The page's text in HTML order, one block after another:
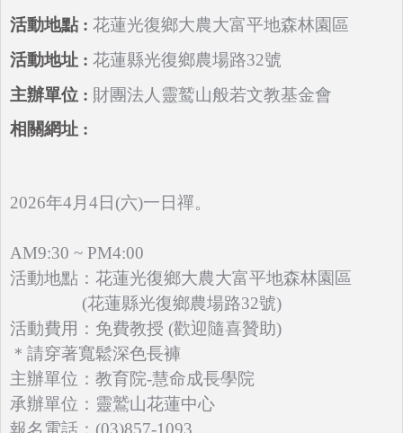
花蓮光復鄉大農大富平地森林園區
花蓮縣光復鄉農場路32號
財團法人靈鹫山般若文教基金會
2026年4月4日(六)一日禪。
AM9:30 ~ PM4:00
活動地點：花蓮光復鄉大農大富平地森林園區
(花蓮縣光復鄉農場路32號)
活動費用：免費教授 (歡迎隨喜贊助)
＊請穿著寬鬆深色長褲
主辦單位：教育院-慧命成長學院
承辦單位：靈鷲山花蓮中心
報名電話：(03)857-1093